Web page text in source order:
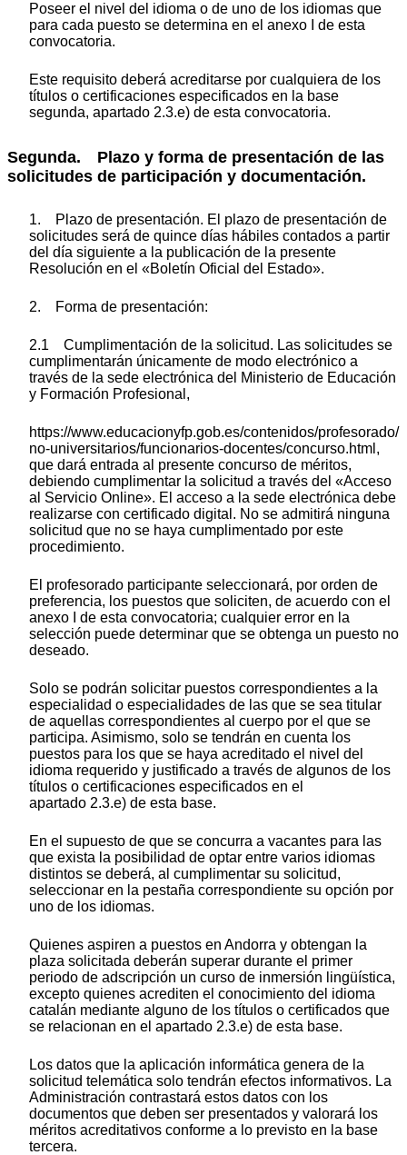
Poseer el nivel del idioma o de uno de los idiomas que
para cada puesto se determina en el anexo I de esta
convocatoria.
Este requisito deberá acreditarse por cualquiera de los
títulos o certificaciones especificados en la base
segunda, apartado 2.3.e) de esta convocatoria.
Segunda. Plazo y forma de presentación de las
solicitudes de participación y documentación.
1. Plazo de presentación. El plazo de presentación de
solicitudes será de quince días hábiles contados a partir
del día siguiente a la publicación de la presente
Resolución en el «Boletín Oficial del Estado».
2. Forma de presentación:
2.1 Cumplimentación de la solicitud. Las solicitudes se
cumplimentarán únicamente de modo electrónico a
través de la sede electrónica del Ministerio de Educación
y Formación Profesional,
https://www.educacionyfp.gob.es/contenidos/profesorado/
no-universitarios/funcionarios-docentes/concurso.html,
que dará entrada al presente concurso de méritos,
debiendo cumplimentar la solicitud a través del «Acceso
al Servicio Online». El acceso a la sede electrónica debe
realizarse con certificado digital. No se admitirá ninguna
solicitud que no se haya cumplimentado por este
procedimiento.
El profesorado participante seleccionará, por orden de
preferencia, los puestos que soliciten, de acuerdo con el
anexo I de esta convocatoria; cualquier error en la
selección puede determinar que se obtenga un puesto no
deseado.
Solo se podrán solicitar puestos correspondientes a la
especialidad o especialidades de las que se sea titular
de aquellas correspondientes al cuerpo por el que se
participa. Asimismo, solo se tendrán en cuenta los
puestos para los que se haya acreditado el nivel del
idioma requerido y justificado a través de algunos de los
títulos o certificaciones especificados en el
apartado 2.3.e) de esta base.
En el supuesto de que se concurra a vacantes para las
que exista la posibilidad de optar entre varios idiomas
distintos se deberá, al cumplimentar su solicitud,
seleccionar en la pestaña correspondiente su opción por
uno de los idiomas.
Quienes aspiren a puestos en Andorra y obtengan la
plaza solicitada deberán superar durante el primer
periodo de adscripción un curso de inmersión lingüística,
excepto quienes acrediten el conocimiento del idioma
catalán mediante alguno de los títulos o certificados que
se relacionan en el apartado 2.3.e) de esta base.
Los datos que la aplicación informática genera de la
solicitud telemática solo tendrán efectos informativos. La
Administración contrastará estos datos con los
documentos que deben ser presentados y valorará los
méritos acreditativos conforme a lo previsto en la base
tercera.